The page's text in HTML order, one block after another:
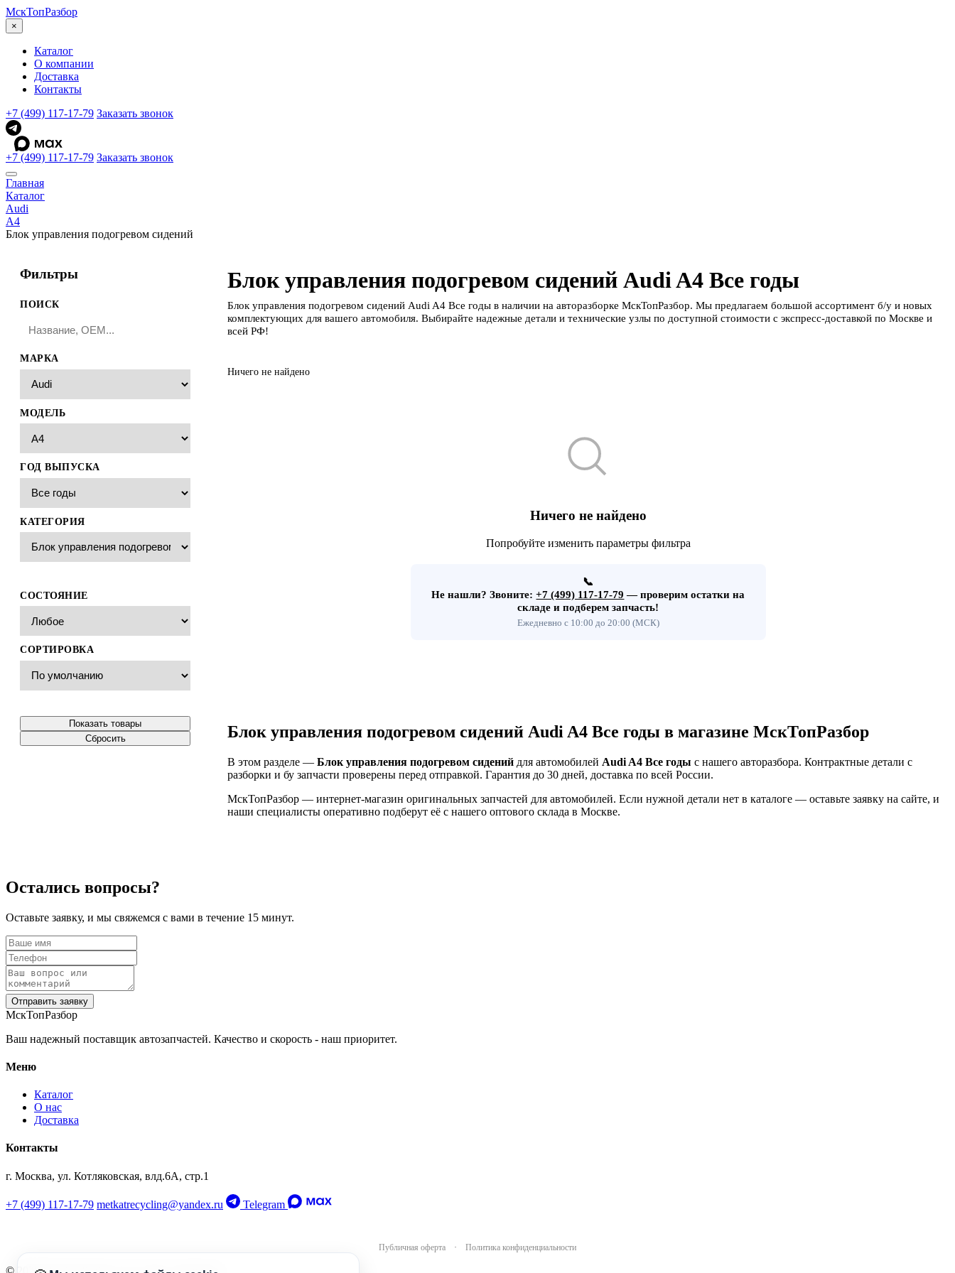
МскТопРазбор
×
Каталог
О компании
Доставка
Контакты
+7 (499) 117-17-79 Заказать звонок
+7 (499) 117-17-79 Заказать звонок
Главная
Каталог
Audi
A4
Блок управления подогревом сидений
Фильтры
ПОИСК
МАРКА
МОДЕЛЬ
ГОД ВЫПУСКА
КАТЕГОРИЯ
СОСТОЯНИЕ
СОРТИРОВКА
Показать товары
Сбросить
Блок управления подогревом сидений Audi A4 Все годы
Блок управления подогревом сидений Audi A4 Все годы в наличии на авторазборке МскТопРазбор. Мы предлагаем большой ассортимент б/у и новых
комплектующих для вашего автомобиля. Выбирайте надежные детали и технические узлы по доступной стоимости с экспресс-доставкой по Москве и
всей РФ!
Ничего не найдено
Ничего не найдено
Попробуйте изменить параметры фильтра
📞
Не нашли?Звоните:+7 (499) 117-17-79 — проверим остатки на
складе и подберем запчасть!
Ежедневно с 10:00 до 20:00 (МСК)
Блок управления подогревом сидений Audi A4 Все годы в магазине МскТопРазбор
В этом разделе — Блок управления подогревом сидений для автомобилей Audi A4 Все годы с нашего авторазбора. Контрактные детали с
разборки и бу запчасти проверены перед отправкой. Гарантия до 30 дней, доставка по всей России.
МскТопРазбор — интернет-магазин оригинальных запчастей для автомобилей. Если нужной детали нет в каталоге — оставьте заявку на сайте, и
наши специалисты оперативно подберут её с нашего оптового склада в Москве.
Остались вопросы?
Оставьте заявку, и мы свяжемся с вами в течение 15 минут.
Отправить заявку
МскТопРазбор
Ваш надежный поставщик автозапчастей. Качество и скорость - наш приоритет.
Меню
Каталог
О нас
Доставка
Контакты
г. Москва, ул. Котляковская, влд.6А, стр.1
+7 (499) 117-17-79 metkatrecycling@yandex.ru Telegram
Публичная оферта · Политика конфиденциальности
© 2026 МскТопРазбор. Все права защищены.